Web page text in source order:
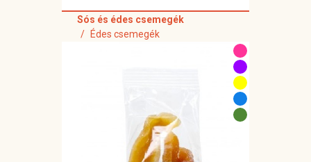
Sós és édes csemegék
Édes csemegék